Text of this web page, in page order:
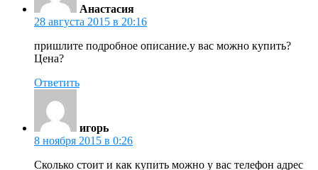
Анастасия
28 августа 2015 в 20:16
пришлите подробное описание.у вас можно купить?
Цена?
Ответить
игорь
8 ноября 2015 в 0:26
Сколько стоит и как купить можно у вас телефон адрес